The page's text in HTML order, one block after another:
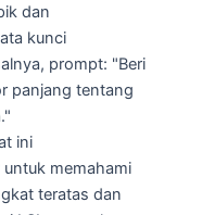
dan
kunci
prompt: "Beri
panjang tentang
ini
memahami
teratas dan